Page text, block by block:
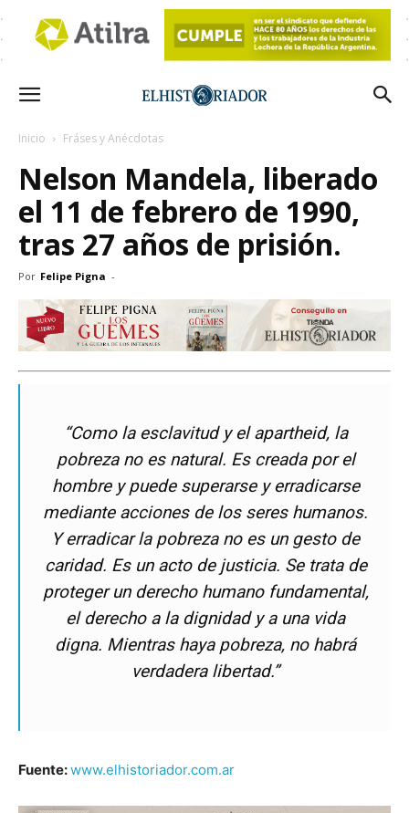
Inicio Fráses y Anécdotas
Nelson Mandela, liberado
el 11 de febrero de 1990,
tras 27 años de prisión.
Por Felipe Pigna -
“Como la esclavitud y el apartheid, la
pobreza no es natural. Es creada por el
hombre y puede superarse y erradicarse
mediante acciones de los seres humanos.
Y erradicar la pobreza no es un gesto de
caridad. Es un acto de justicia. Se trata de
proteger un derecho humano fundamental,
el derecho a la dignidad y a una vida
digna. Mientras haya pobreza, no habrá
verdadera libertad.”
Fuente:www.elhistoriador.com.ar